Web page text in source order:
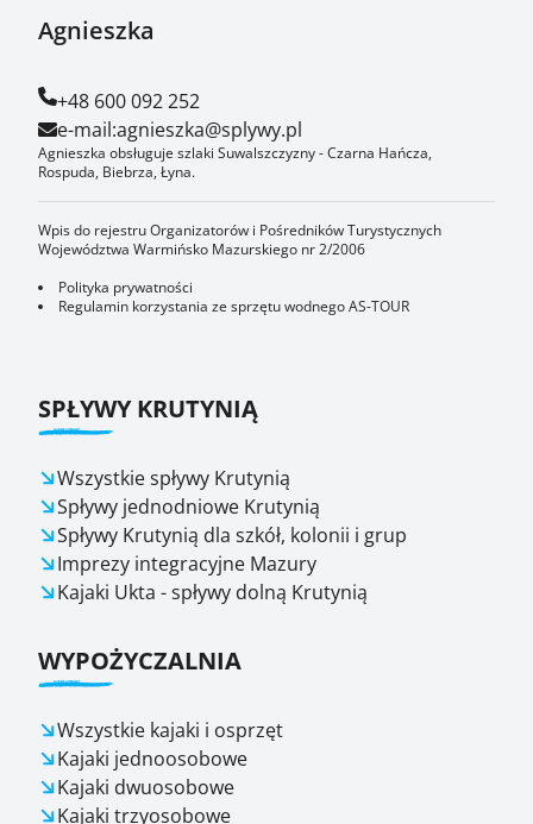
Agnieszka
+48 600 092 252
e-mail:agnieszka@splywy.pl
Agnieszka obsługuje szlaki Suwalszczyzny - Czarna Hańcza,
Rospuda, Biebrza, Łyna.
Wpis do rejestru Organizatorów i Pośredników Turystycznych
Województwa Warmińsko Mazurskiego nr 2/2006
Polityka prywatności
Regulamin korzystania ze sprzętu wodnego AS-TOUR
SPŁYWY KRUTYNIĄ
Wszystkie spływy Krutynią
Spływy jednodniowe Krutynią
Spływy Krutynią dla szkół, kolonii i grup
Imprezy integracyjne Mazury
Kajaki Ukta - spływy dolną Krutynią
WYPOŻYCZALNIA
Wszystkie kajaki i osprzęt
Kajaki jednoosobowe
Kajaki dwuosobowe
Kajaki trzyosobowe